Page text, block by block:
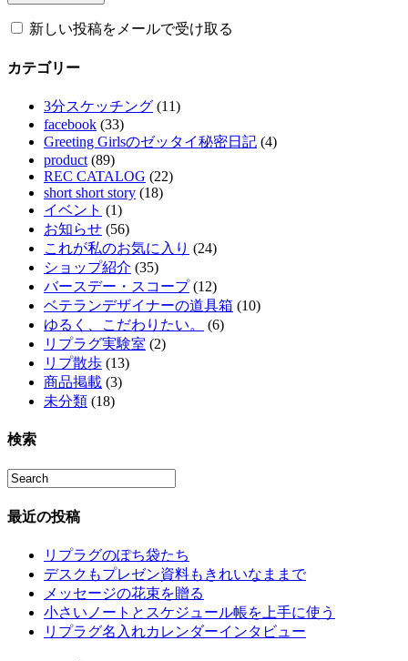
新しい投稿をメールで受け取る
カテゴリー
3分スケッチング (11)
facebook (33)
Greeting Girlsのゼッタイ秘密日記 (4)
product (89)
REC CATALOG (22)
short short story (18)
イベント (1)
お知らせ (56)
これが私のお気に入り (24)
ショップ紹介 (35)
バースデー・スコープ(12)
ベテランデザイナーの道具箱 (10)
ゆるく、こだわりたい。
(6)
リプラグ実験室 (2)
リプ散歩 (13)
商品掲載 (3)
未分類 (18)
検索
最近の投稿
リプラグのぽち袋たち
デスクもプレゼン資料もきれいなままで
メッセージの花束を贈る
小さいノートとスケジュール帳を上手に使う
リプラグ名入れカレンダーインタビュー